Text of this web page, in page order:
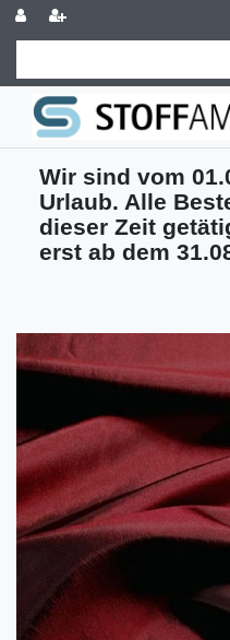
Wir sind vom
Urlaub. Alle
dieser Zeit
erst ab dem